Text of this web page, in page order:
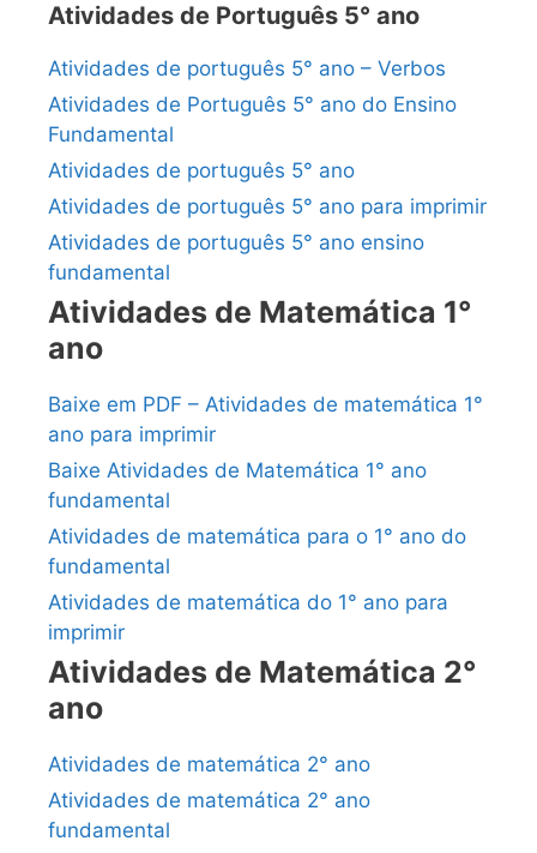
Atividades de Português 5° ano
Atividades de português 5° ano – Verbos
Atividades de Português 5° ano do Ensino
Fundamental
Atividades de português 5° ano
Atividades de português 5° ano para imprimir
Atividades de português 5° ano ensino
fundamental
Atividades de Matemática 1°
ano
Baixe em PDF – Atividades de matemática 1°
ano para imprimir
Baixe Atividades de Matemática 1° ano
fundamental
Atividades de matemática para o 1° ano do
fundamental
Atividades de matemática do 1° ano para
imprimir
Atividades de Matemática 2°
ano
Atividades de matemática 2° ano
Atividades de matemática 2° ano
fundamental